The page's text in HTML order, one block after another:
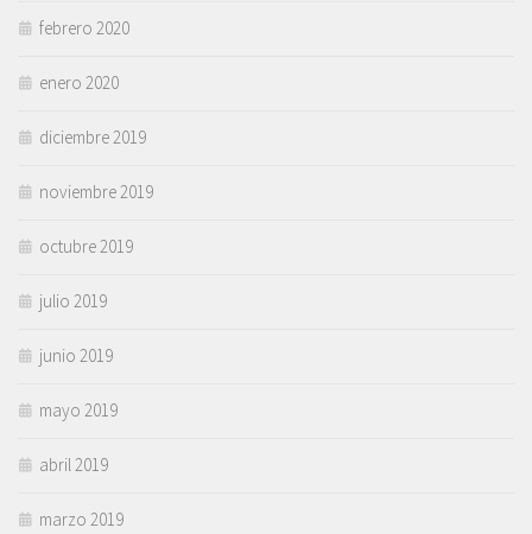
febrero 2020
enero 2020
diciembre 2019
noviembre 2019
octubre 2019
julio 2019
junio 2019
mayo 2019
abril 2019
marzo 2019